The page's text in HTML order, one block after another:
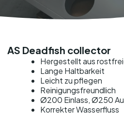
AS Deadfish collector
Hergestellt aus
Lange Haltbarkeit
Leicht zu pflegen
Reinigungsfreundlich
Ø200 Einlass, Ø250
Korrekter Wasserfluss